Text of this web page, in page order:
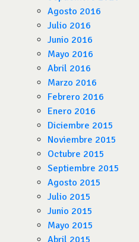
Agosto 2016
Julio 2016
Junio 2016
Mayo 2016
Abril 2016
Marzo 2016
Febrero 2016
Enero 2016
Diciembre 2015
Noviembre 2015
Octubre 2015
Septiembre 2015
Agosto 2015
Julio 2015
Junio 2015
Mayo 2015
Abril 2015